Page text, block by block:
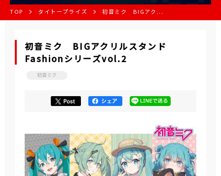
TOP タイトープライズ 初音ミク BIGアク...
初音ミク BIGアクリルスタンド
Fashionシリーズvol.2
初音ミク